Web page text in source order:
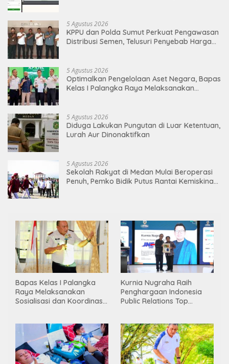
5 Agustus 2026
KPPU dan Polda Sumut Perkuat Pengawasan
Distribusi Semen, Telusuri Penyebab Harga
5 Agustus 2026
Optimalkan Pengelolaan Aset Negara, Bapas
Kelas I Palangka Raya Melaksanakan
5 Agustus 2026
Diduga Lakukan Pungutan di Luar Ketentuan,
Lurah Aur Dinonaktifkan
5 Agustus 2026
Sekolah Rakyat di Medan Mulai Beroperasi
Penuh, Pemko Bidik Putus Rantai Kemiskinan
Bapas Kelas I Palangka
Raya Melaksanakan
Sosialisasi dan Koordinasi
Kurnia Nugraha Raih
Penghargaan Indonesia
Public Relations Top